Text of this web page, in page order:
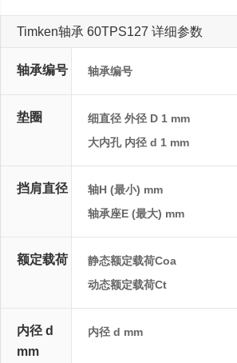
Timken轴承 60TPS127 详细参数
轴承编号 轴承编号
垫圈 细直径 外径 D 1 mm
大内孔 内径 d 1 mm
挡肩直径 轴H (最小) mm
轴承座E (最大) mm
额定载荷 静态额定载荷Coa
动态额定载荷Ct
内径 d
mm
内径 d mm